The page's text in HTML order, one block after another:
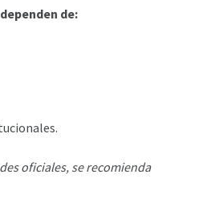
de:
oficiales, se recomienda